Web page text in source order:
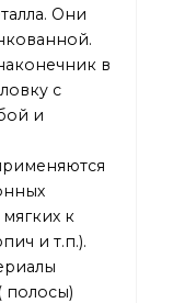
Они
в
с
и
к
и т.п.).
полосы)